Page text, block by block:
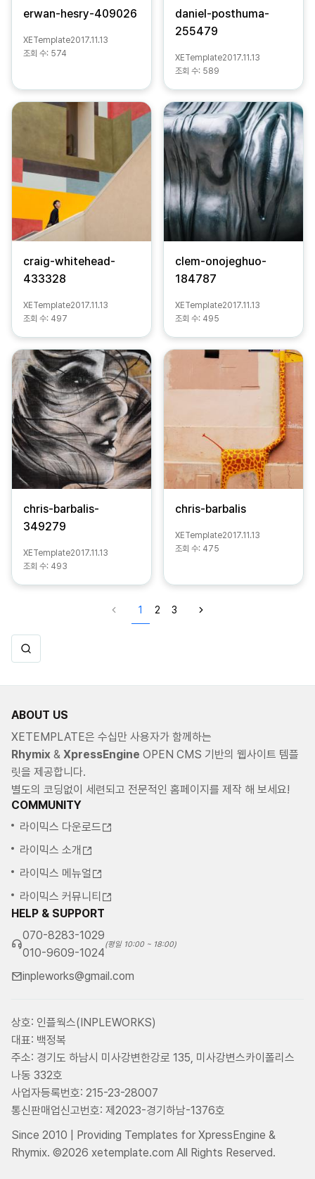
erwan-hesry-409026
XETemplate2017.11.13
조회 수: 574
daniel-posthuma-
255479
XETemplate2017.11.13
조회 수: 589
craig-whitehead-
433328
XETemplate2017.11.13
조회 수: 497
clem-onojeghuo-
184787
XETemplate2017.11.13
조회 수: 495
chris-barbalis-
349279
XETemplate2017.11.13
조회 수: 493
chris-barbalis
XETemplate2017.11.13
조회 수: 475
1 2 3
ABOUT US
XETEMPLATE은 수십만 사용자가 함께하는
Rhymix & XpressEngine OPEN CMS 기반의 웹사이트 템플
릿을 제공합니다.
별도의 코딩없이 세련되고 전문적인 홈페이지를 제작 해 보세요!
COMMUNITY
라이믹스 다운로드
라이믹스 소개
라이믹스 메뉴얼
라이믹스 커뮤니티
HELP & SUPPORT
070-8283-1029
010-9609-1024
(평일 10:00 ~ 18:00)
inpleworks@gmail.com
상호: 인플웍스(INPLEWORKS)
대표: 백정복
주소: 경기도 하남시 미사강변한강로 135, 미사강변스카이폴리스
나동 332호
사업자등록번호: 215-23-28007
통신판매업신고번호: 제2023-경기하남-1376호
Since 2010 | Providing Templates for XpressEngine &
Rhymix. ©2026 xetemplate.com All Rights Reserved.